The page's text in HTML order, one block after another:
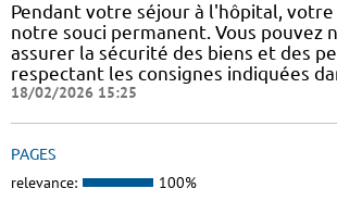
Pendant votre séjour à l'hôpital,
notre souci permanent. Vous pouvez
assurer la sécurité des biens et des
respectant les consignes indiquées
18/02/2026 15:25
PAGES
relevance: 100%